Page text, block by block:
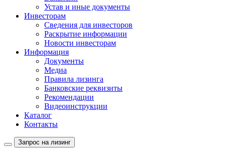
Устав и иные документы
Инвесторам
Сведения для инвесторов
Раскрытие информации
Новости инвесторам
Информация
Документы
Медиа
Правила лизинга
Банковские реквизиты
Рекомендации
Видеоинструкции
Каталог
Контакты
Запрос на лизинг